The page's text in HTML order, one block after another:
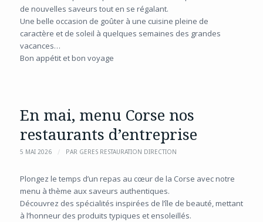
de nouvelles saveurs tout en se régalant.
Une belle occasion de goûter à une cuisine pleine de
caractère et de soleil à quelques semaines des grandes
vacances…
Bon appétit et bon voyage
En mai, menu Corse nos
restaurants d’entreprise
5 MAI 2026 / PAR GERES RESTAURATION DIRECTION
Plongez le temps d’un repas au cœur de la Corse avec notre
menu à thème aux saveurs authentiques.
Découvrez des spécialités inspirées de l’île de beauté, mettant
à l’honneur des produits typiques et ensoleillés.